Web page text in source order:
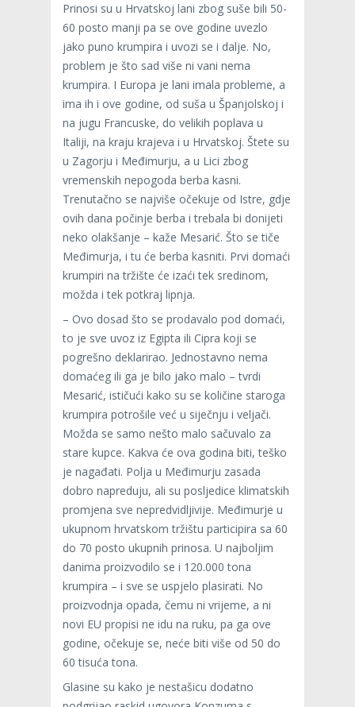
Prinosi su u Hrvatskoj lani zbog suše bili 50-
60 posto manji pa se ove godine uvezlo
jako puno krumpira i uvozi se i dalje. No,
problem je što sad više ni vani nema
krumpira. I Europa je lani imala probleme, a
ima ih i ove godine, od suša u Španjolskoj i
na jugu Francuske, do velikih poplava u
Italiji, na kraju krajeva i u Hrvatskoj. Štete su
u Zagorju i Međimurju, a u Lici zbog
vremenskih nepogoda berba kasni.
Trenutačno se najviše očekuje od Istre, gdje
ovih dana počinje berba i trebala bi donijeti
neko olakšanje – kaže Mesarić. Što se tiče
Međimurja, i tu će berba kasniti. Prvi domaći
krumpiri na tržište će izaći tek sredinom,
možda i tek potkraj lipnja.
– Ovo dosad što se prodavalo pod domaći,
to je sve uvoz iz Egipta ili Cipra koji se
pogrešno deklarirao. Jednostavno nema
domaćeg ili ga je bilo jako malo – tvrdi
Mesarić, ističući kako su se količine staroga
krumpira potrošile već u siječnju i veljači.
Možda se samo nešto malo sačuvalo za
stare kupce. Kakva će ova godina biti, teško
je nagađati. Polja u Međimurju zasada
dobro napreduju, ali su posljedice klimatskih
promjena sve nepredvidljivije. Međimurje u
ukupnom hrvatskom tržištu participira sa 60
do 70 posto ukupnih prinosa. U najboljim
danima proizvodilo se i 120.000 tona
krumpira – i sve se uspjelo plasirati. No
proizvodnja opada, čemu ni vrijeme, a ni
novi EU propisi ne idu na ruku, pa ga ove
godine, očekuje se, neće biti više od 50 do
60 tisuća tona.
Glasine su kako je nestašicu dodatno